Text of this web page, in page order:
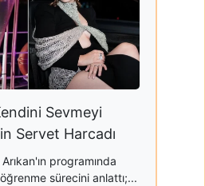
Sevmeyi
Servet Harcadı
programında
sürecini anlattı;...